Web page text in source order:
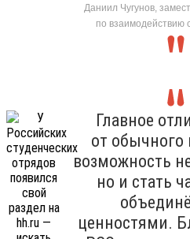
Даниил Чугунов,
по взаимодействию
Главное
от обычного
возможность
но и стать
ценностями.